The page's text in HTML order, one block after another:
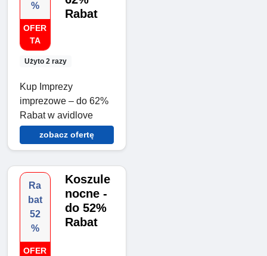
%
OFER
TA
Użyto 2 razy
Rabat
Kup Imprezy
imprezowe – do 62%
Rabat w avidlove
zobacz ofertę
Ra
bat
52
%
OFER
Koszule
nocne -
do 52%
Rabat